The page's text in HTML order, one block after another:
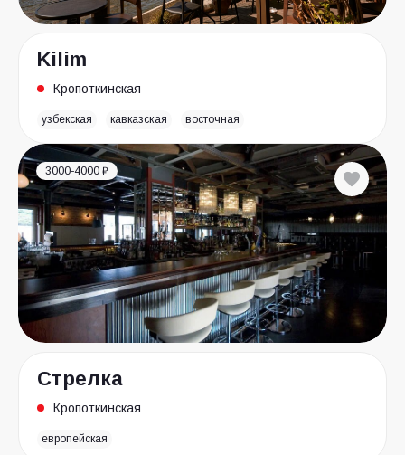
Kilim
Кропоткинская
узбекская кавказская восточная
3000-4000 ₽
Стрелка
Кропоткинская
европейская